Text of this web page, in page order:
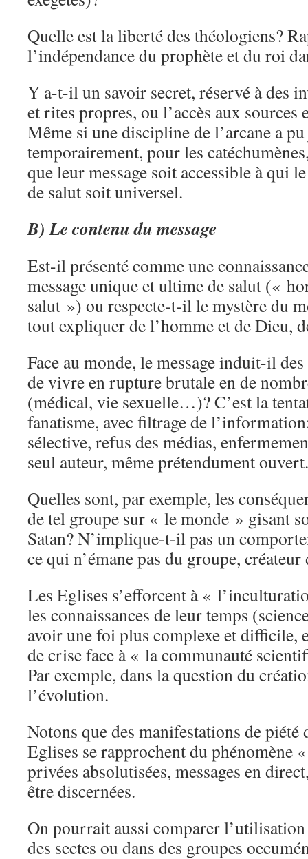
Quelle est la liberté des théologiens?
l’indépendance du prophète et du roi
Y a-t-il un savoir secret, réservé à des
et rites propres, ou l’accès aux sources
Même si une discipline de l’arcane a
temporairement, pour les
que leur message soit accessible à qui
de salut soit universel.
B) Le contenu du message
Est-il présenté comme une
message unique et ultime de salut («
salut ») ou respecte-t-il le mystère du
tout expliquer de l’homme et de Dieu,
Face au monde, le message induit-il
de vivre en rupture brutale en de
(médical, vie sexuelle…)? C’est la
fanatisme, avec filtrage de
sélective, refus des médias,
seul auteur, même prétendument ouvert.
Quelles sont, par exemple, les
de tel groupe sur « le monde » gisant
Satan? N’implique-t-il pas un
ce qui n’émane pas du groupe,
Les Eglises s’efforcent à «
les connaissances de leur temps
avoir une foi plus complexe et difficile,
de crise face à « la communauté
Par exemple, dans la question du
l’évolution.
Notons que des manifestations de piété
Eglises se rapprochent du phénomène
privées absolutisées, messages en
être discernées.
On pourrait aussi comparer l’utilisation
des sectes ou dans des groupes